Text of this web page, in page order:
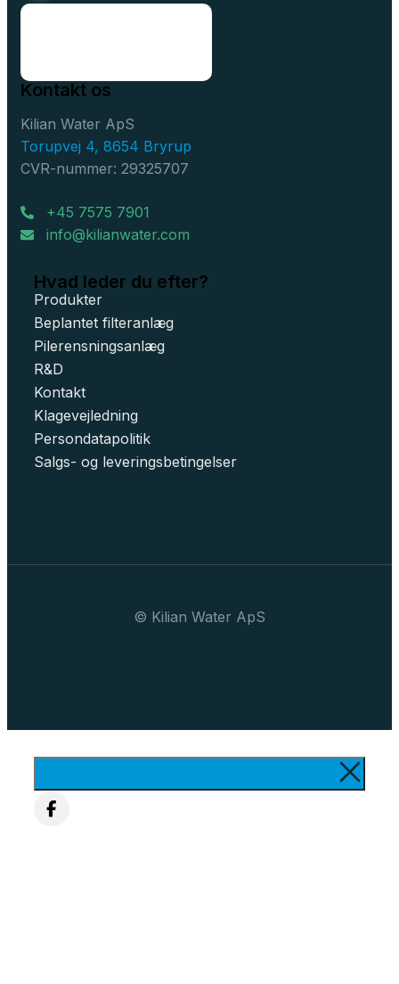
Kontakt os
Kilian Water ApS
Torupvej 4, 8654 Bryrup
CVR-nummer: 29325707
+45 7575 7901
info@kilianwater.com
Hvad leder du efter?
Produkter
Beplantet filteranlæg
Pilerensningsanlæg
R&D
Kontakt
Klagevejledning
Persondatapolitik
Salgs- og leveringsbetingelser
© Kilian Water ApS